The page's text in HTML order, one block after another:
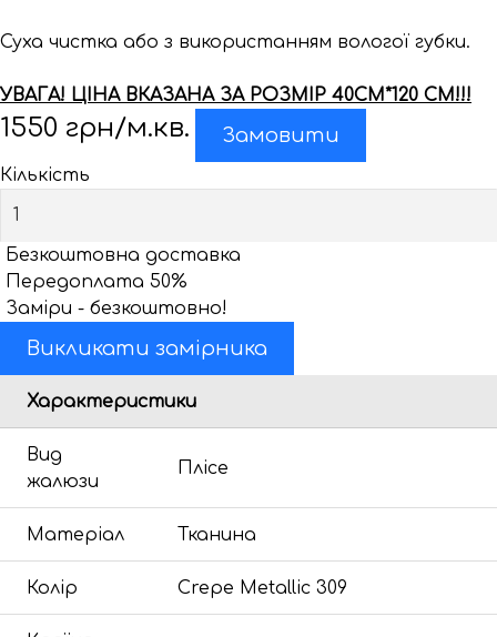
Суха чистка або з використанням вологої губки.
УВАГА! ЦІНА ВКАЗАНА ЗА РОЗМІР 40СМ*120 СМ!!!
1550 грн/м.кв. Замовити
Кількість
Безкоштовна доставка
Передоплата 50%
Заміри - безкоштовно!
Викликати замірника
Характеристики
Вид
жалюзи
Плісе
Матеріал Тканина
Колір Crepe Metallic 309